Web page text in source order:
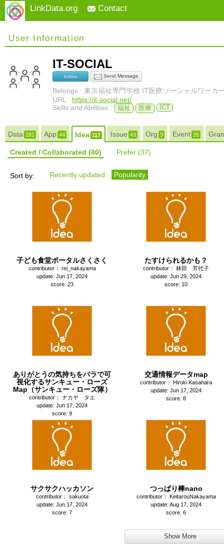
LinkData.org Contact
User Information
IT-SOCIAL
follow Send Message
Belongs : 東京福祉専門学校 IT医療ソーシャルワーカ
URL : https://it-social.net/
Skills and Abilities :
福祉 医療 ICT
Data281 App44 Idea117 Issue43 Org3 Event35
Created / Collaborated (80) Prefer (37)
Sort by: Recently updated Popularity
子ども食堂ポータルさくさく
contributor： rei_nakayama
update: Jun 17, 2024
score: 23
たすけられるかも？
contributor： 林田 芳代子
update: Jun 29, 2024
score: 10
ありがとうの気持ちをバラで可
視化するサンキュー・ローズ
Map（サンキュー・ローズ隊）
contributor： ナカヤ タエ
update: Jun 17, 2024
score: 9
交通情報データmap
contributor： Hiroki Kasahara
update: Jun 17, 2024
score: 8
サクサクハッカソン
contributor： sakuota
update: Jun 17, 2024
score: 7
つっぱり棒nano
contributor： KeitarouNakayama
update: Aug 17, 2024
score: 6
Show More